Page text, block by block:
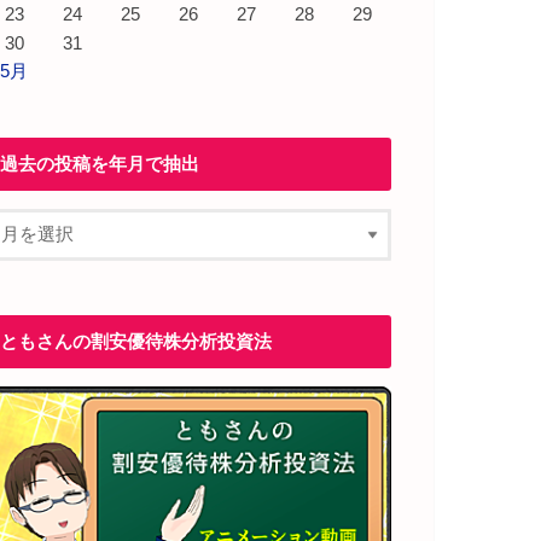
23 24 25 26 27 28
29
30
31
月
過去の投稿を年月で抽出
ともさんの割安優待株分析投資法